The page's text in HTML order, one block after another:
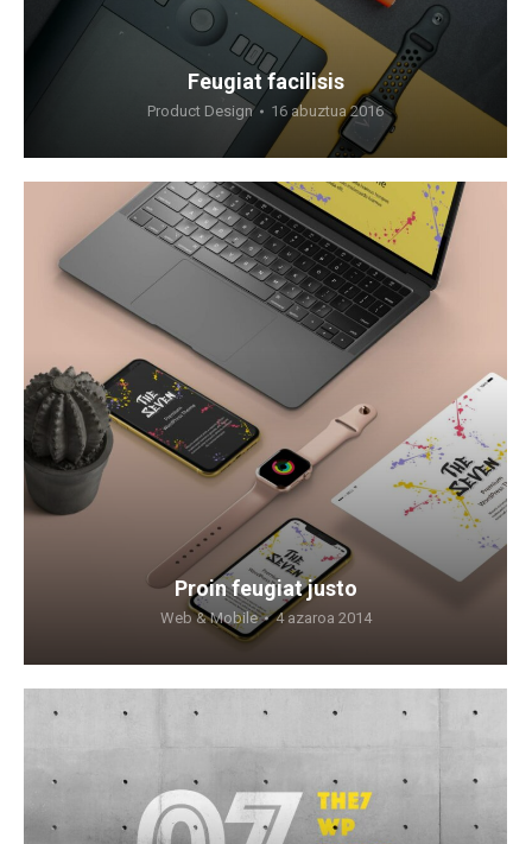
Feugiat facilisis
Product Design 16 abuztua 2016
Proin feugiat justo
Web & Mobile 4 azaroa 2014